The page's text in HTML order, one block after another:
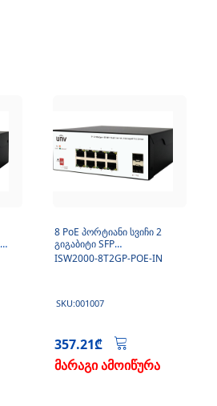
8 PoE პორტიანი სვიჩი 2
გიგაბიტი SFP
აპლინკით(კვების ბლოკით)
ISW2000-8T2GP-POE-IN
SKU:001007
357.21₾
მარაგი ამოიწურა